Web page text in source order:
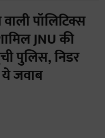
पॉलिटिक्स
JNU की
पुलिस, निडर
ये जवाब